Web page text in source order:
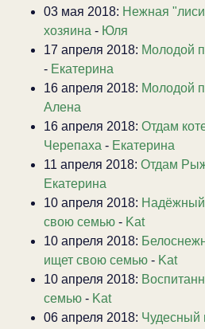
03 мая 2018: Нежная
хозяина - Юля
17 апреля 2018: Молодой
- Екатерина
16 апреля 2018: Молодой
Алена
16 апреля 2018: Отдам
Черепаха - Екатерина
11 апреля 2018: Отдам
Екатерина
10 апреля 2018: Надёжный
свою семью - Kat
10 апреля 2018:
ищет свою семью - Kat
10 апреля 2018:
семью - Kat
06 апреля 2018: Чудесный